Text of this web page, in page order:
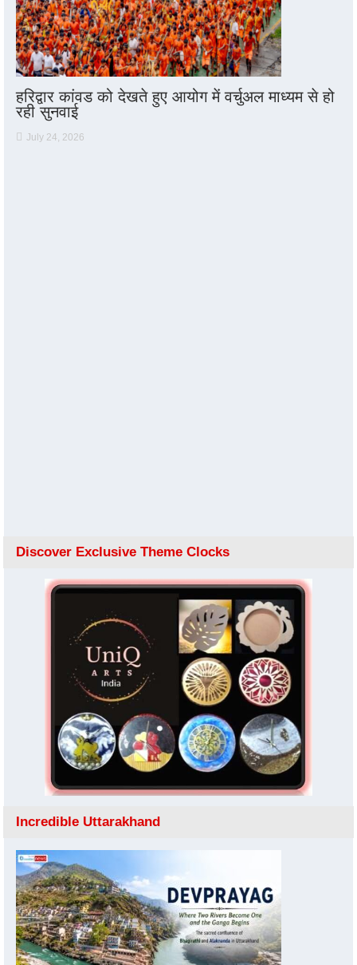
हरिद्वार कांवड को देखते हुए आयोग में वर्चुअल माध्यम से हो
रही सुनवाई
July 24, 2026
Discover Exclusive Theme Clocks
Incredible Uttarakhand